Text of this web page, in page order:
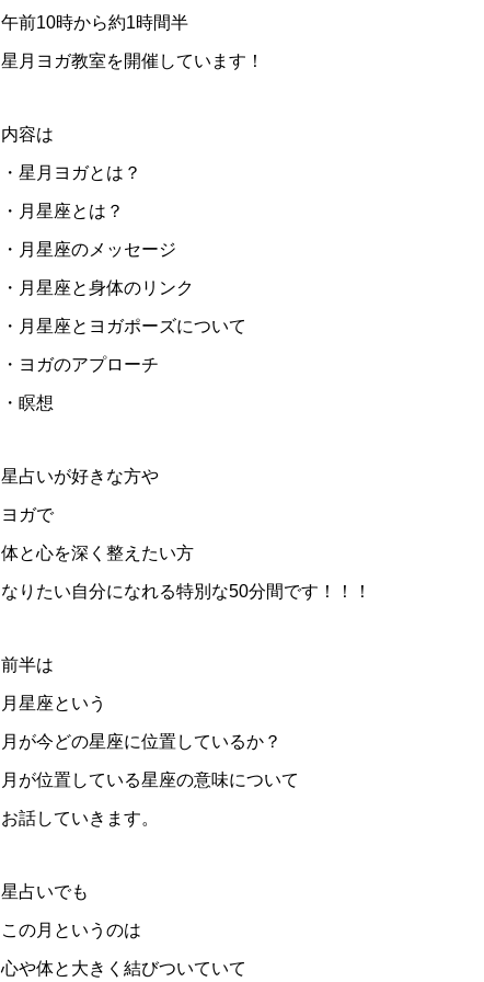
午前10時から約1時間半
星月ヨガ教室を開催しています！
内容は
・星月ヨガとは？
・月星座とは？
・月星座のメッセージ
・月星座と身体のリンク
・月星座とヨガポーズについて
・ヨガのアプローチ
・瞑想
星占いが好きな方や
ヨガで
体と心を深く整えたい方
なりたい自分になれる特別な50分間です！！！
前半は
月星座という
月が今どの星座に位置しているか？
月が位置している星座の意味について
お話していきます。
星占いでも
この月というのは
心や体と大きく結びついていて